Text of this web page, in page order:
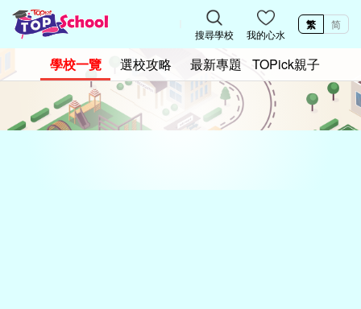
搜尋學校 我的心水
繁 简
學校一覽 選校攻略 最新專題 TOPick親子